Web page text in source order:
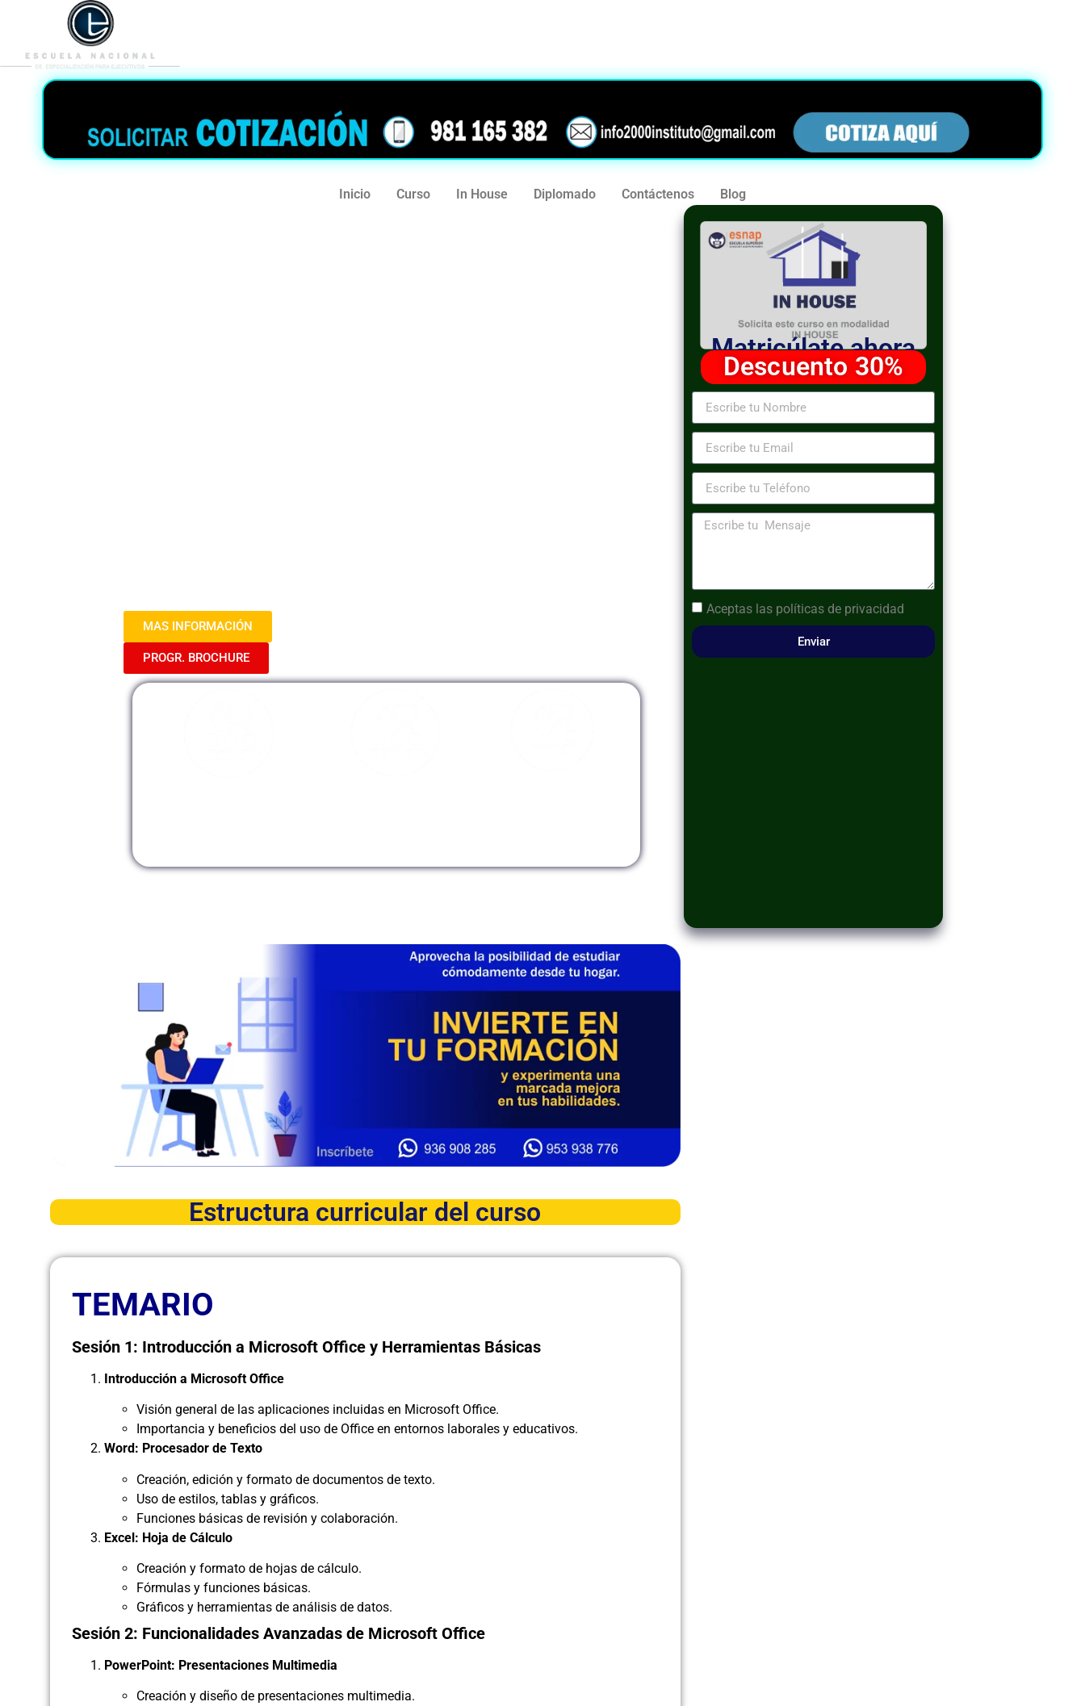
Inicio Curso In House Diplomado Contáctenos Blog
MAS INFORMACIÓN
PROGR. BROCHURE
Matricúlate ahora
Descuento 30%
Aceptas las políticas de privacidad
Enviar
Estructura curricular del curso
TEMARIO
Sesión 1: Introducción a Microsoft Office y Herramientas Básicas
Introducción a Microsoft Office
Visión general de las aplicaciones incluidas en Microsoft Office.
Importancia y beneficios del uso de Office en entornos laborales y educativos.
Word: Procesador de Texto
Creación, edición y formato de documentos de texto.
Uso de estilos, tablas y gráficos.
Funciones básicas de revisión y colaboración.
Excel: Hoja de Cálculo
Creación y formato de hojas de cálculo.
Fórmulas y funciones básicas.
Gráficos y herramientas de análisis de datos.
Sesión 2: Funcionalidades Avanzadas de Microsoft Office
PowerPoint: Presentaciones Multimedia
Creación y diseño de presentaciones multimedia.